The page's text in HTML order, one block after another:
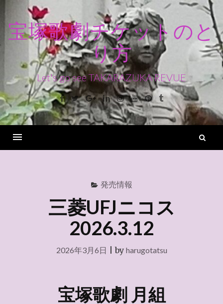
ン
ス
キ
ッ
宝塚歌劇チケットのと
り方
Let's go see TAKARAZUKA REVUE
Facebook
TwitterGoogle+LinkedinInstagram
YoutubePinterest
Tumblr
発売情報
三菱UFJニコス
2026.3.12
2026年3月6日 |by harugotatsu
宝塚歌劇 月組